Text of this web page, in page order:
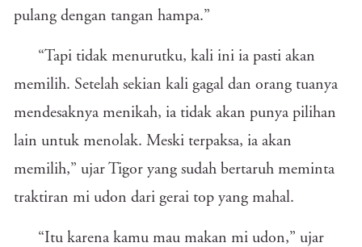
pulang dengan tangan hampa.”
“Tapi tidak menurutku, kali ini ia pasti akan
memilih. Setelah sekian kali gagal dan orang tuanya
mendesaknya menikah, ia tidak akan punya pilihan
lain untuk menolak. Meski terpaksa, ia akan
memilih,” ujar Tigor yang sudah bertaruh meminta
traktiran mi udon dari gerai top yang mahal.
“Itu karena kamu mau makan mi udon,” ujar